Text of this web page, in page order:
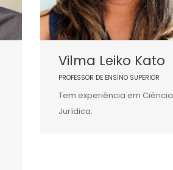
Vilma Leiko Kato
PROFESSOR DE ENSINO SUPERIOR
Tem experiência em Ciência
Jurídica.